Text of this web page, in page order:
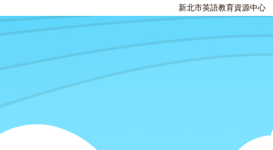
新北市英語教育資源中心